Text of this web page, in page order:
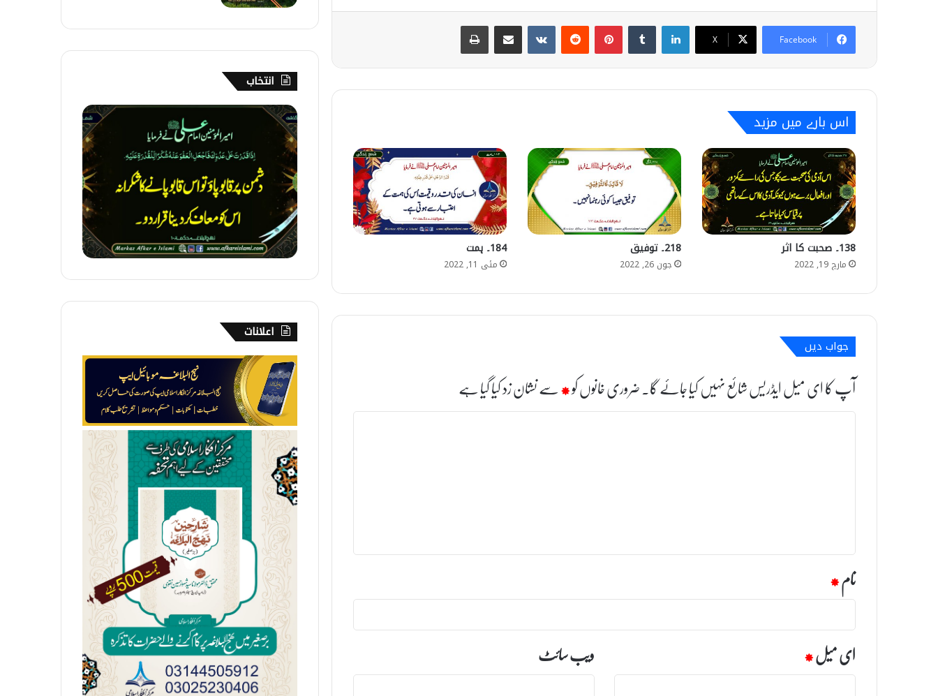
Facebook
X
اس بارے میں مزید
138۔ صحبت کا اثر
مارچ 19, 2022
218۔ توفیق
جون 26, 2022
184۔ ہمت
مئی 11, 2022
جواب دیں
آپ کا ای میل ایڈریس شائع نہیں کیا جائے گا۔ضروری خانوں کو*سے نشان زد کیا گیا ہے
ت
نام*
ای میل* ویب‌ سائٹ
انتخاب
1
6
5
۔
ع
ف
و
و
د
ر
گ
ت
اعلانات